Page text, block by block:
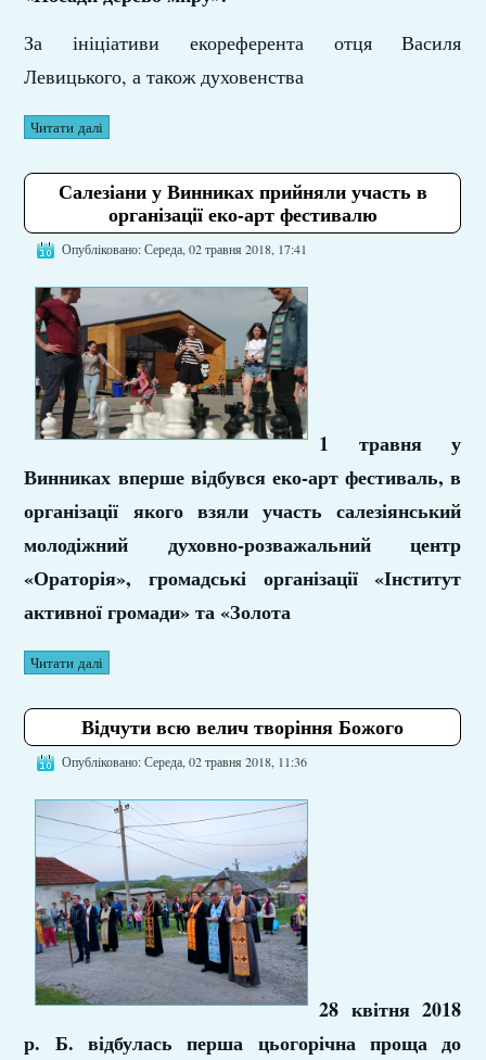
За ініціативи екореферента отця Василя
Левицького, а також духовенства
Читати далі
Салезіани у Винниках прийняли участь в
організації еко-арт фестивалю
Опубліковано: Середа, 02 травня 2018, 17:41
1 травня у
Винниках вперше відбувся еко-арт фестиваль, в
організації якого взяли участь салезіянський
молодіжний духовно-розважальний центр
«Ораторія», громадські організації «Інститут
активної громади» та «Золота
Читати далі
Відчути всю велич творіння Божого
Опубліковано: Середа, 02 травня 2018, 11:36
28 квітня 2018
р. Б. відбулась перша цьогорічна проща до